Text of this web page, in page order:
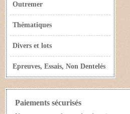
Outremer
Thématiques
Divers et lots
Epreuves, Essais, Non Dentelés
Paiements sécurisés